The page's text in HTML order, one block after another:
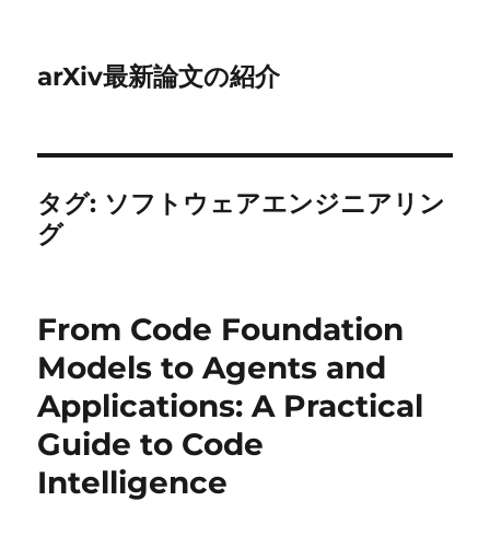
arXiv最新論文の紹介
タグ: ソフトウェアエンジニアリン
グ
From Code Foundation
Models to Agents and
Applications: A Practical
Guide to Code
Intelligence